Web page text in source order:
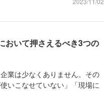
いて押さえるべき3つの
業は少なくありません。その
いこなせていない」「現場に